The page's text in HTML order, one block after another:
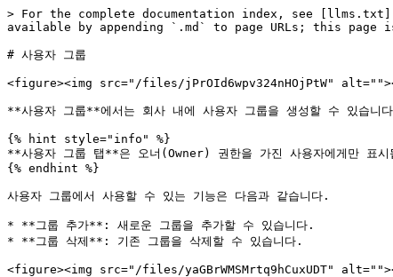
> For the complete documentation index, see
available by appending `.md` to page URLs; this page
# 사용자 그룹
<figure><img src="/files/jPrOId6wpv324nHOjPtW"
**사용자 그룹**에서는 회사 내에 사용자 그룹을 생성할 수 있습니
{% hint style="info" %}
**사용자 그룹 탭**은 오너(Owner) 권한을 가진 사용자에게만 표시
{% endhint %}
사용자 그룹에서 사용할 수 있는 기능은 다음과 같습니다.
* **그룹 추가**: 새로운 그룹을 추가할 수 있습니다.
* **그룹 삭제**: 기존 그룹을 삭제할 수 있습니다.
<figure><img src="/files/yaGBrWMSMrtq9hCuxUDT"